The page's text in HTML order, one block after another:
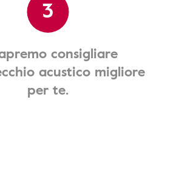
3
consigliare
acustico migliore
per te.